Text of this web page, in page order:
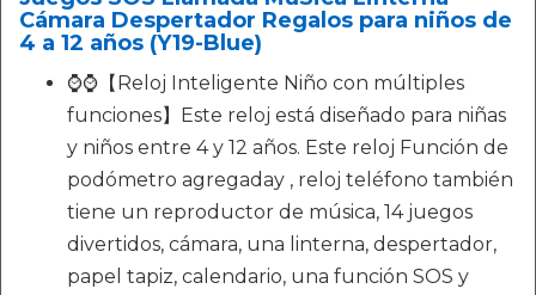
Cámara Despertador Regalos para niños de
4 a 12 años (Y19-Blue)
⌚⌚【Reloj Inteligente Niño con múltiples
funciones】Este reloj está diseñado para niñas
y niños entre 4 y 12 años. Este reloj Función de
podómetro agregaday , reloj teléfono también
tiene un reproductor de música, 14 juegos
divertidos, cámara, una linterna, despertador,
papel tapiz, calendario, una función SOS y